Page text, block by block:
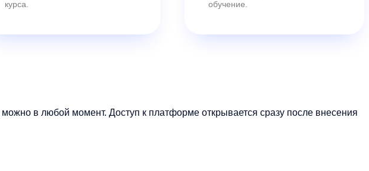
курса.
обучение.
в любой момент. Доступ к платформе открывается сразу после внесения